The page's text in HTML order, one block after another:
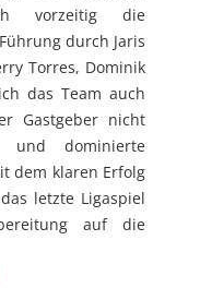
vorzeitig die
durch Jaris
Torres, Dominik
das Team auch
Gastgeber nicht
und dominierte
dem klaren Erfolg
letzte Ligaspiel
auf die